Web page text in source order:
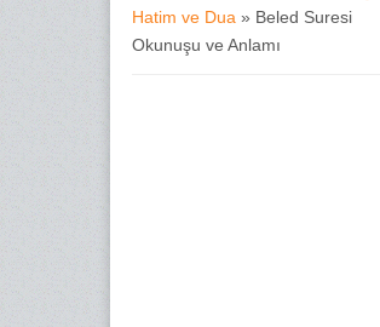
Buradasınız
Hatim ve Dua » Beled Suresi
Okunuşu ve Anlamı